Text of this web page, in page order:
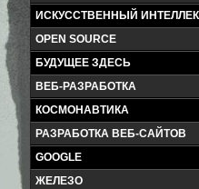
ИСКУССТВЕННЫЙ
OPEN SOURCE
БУДУЩЕЕ ЗДЕСЬ
ВЕБ-РАЗРАБОТКА
КОСМОНАВТИКА
РАЗРАБОТКА ВЕБ-САЙТОВ
GOOGLE
ЖЕЛЕЗО